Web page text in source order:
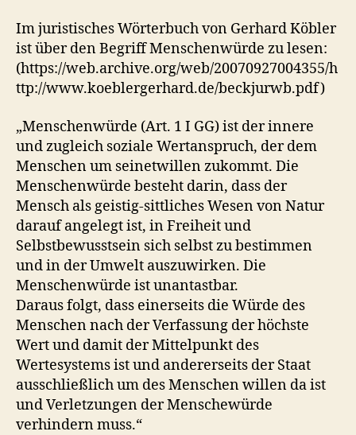
Im juristisches Wörterbuch von Gerhard Köbler
ist über den Begriff Menschenwürde zu lesen:
(https://web.archive.org/web/20070927004355/h
ttp://www.koeblergerhard.de/beckjurwb.pdf)
„Menschenwürde (Art. 1 I GG) ist der innere
und zugleich soziale Wertanspruch, der dem
Menschen um seinetwillen zukommt. Die
Menschenwürde besteht darin, dass der
Mensch als geistig-sittliches Wesen von Natur
darauf angelegt ist, in Freiheit und
Selbstbewusstsein sich selbst zu bestimmen
und in der Umwelt auszuwirken. Die
Menschenwürde ist unantastbar.
Daraus folgt, dass einerseits die Würde des
Menschen nach der Verfassung der höchste
Wert und damit der Mittelpunkt des
Wertesystems ist und andererseits der Staat
ausschließlich um des Menschen willen da ist
und Verletzungen der Menschewürde
verhindern muss.“